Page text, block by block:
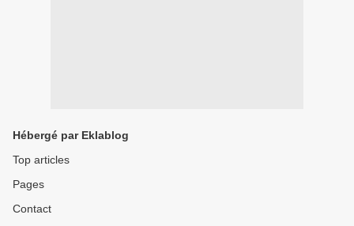
Hébergé par Eklablog
Top articles
Pages
Contact